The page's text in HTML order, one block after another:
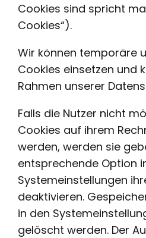
Cookies sind spricht
Cookies“).
Wir können temporäre
Cookies einsetzen und
Rahmen unserer
Falls die Nutzer nicht
Cookies auf ihrem
werden, werden sie
entsprechende Option
Systemeinstellungen
deaktivieren.
in den
gelöscht werden. Der